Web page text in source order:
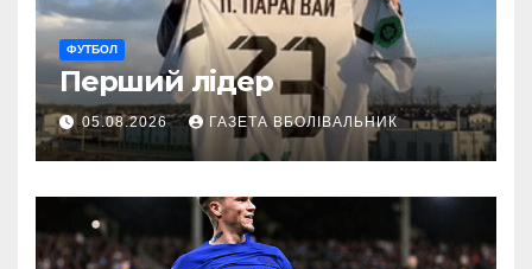
ФУТБОЛ
Перший лідер
05.08.2026 ГАЗЕТА ВБОЛІВАЛЬНИК